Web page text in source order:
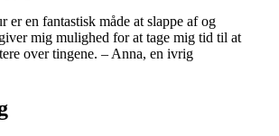
er en fantastisk måde at slappe af og
mig mulighed for at tage mig tid til at
over tingene. – Anna, en ivrig